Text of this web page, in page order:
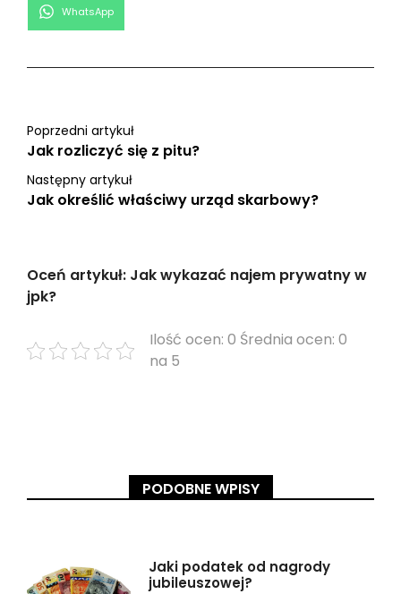
Share
WhatsApp
Poprzedni artykuł
Jak rozliczyć się z pitu?
Następny artykuł
Jak określić właściwy urząd skarbowy?
Oceń artykuł: Jak wykazać najem prywatny w
jpk?
Ilość ocen: 0 Średnia ocen: 0
na 5
PODOBNE WPISY
Jaki podatek od nagrody
jubileuszowej?